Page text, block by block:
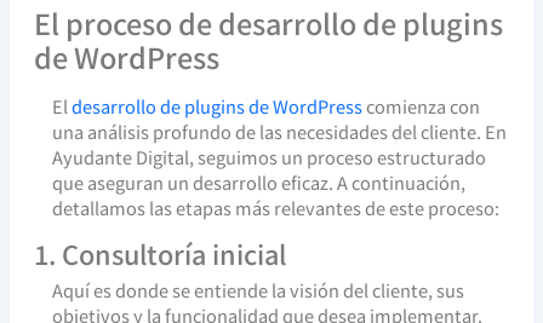
El proceso de desarrollo de plugins
de WordPress
Eldesarrollo de plugins de WordPresscomienza con
una análisis profundo de las necesidades del cliente. En
Ayudante Digital, seguimos un proceso estructurado
que aseguran un desarrollo eficaz. A continuación,
detallamos las etapas más relevantes de este proceso:
1. Consultoría inicial
Aquí es donde se entiende la visión del cliente, sus
objetivos y la funcionalidad que desea implementar.